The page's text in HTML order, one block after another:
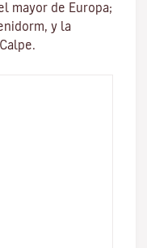
mayor de Europa;
y la